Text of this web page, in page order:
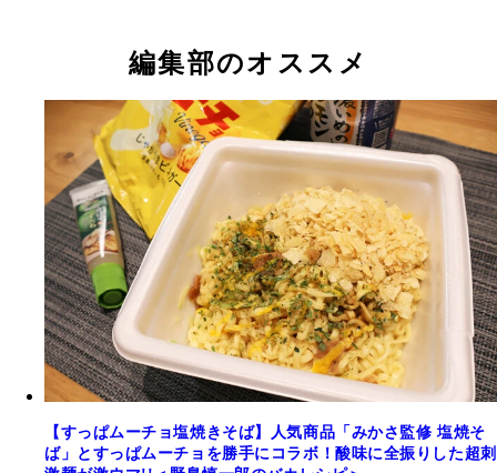
編集部のオススメ
【すっぱムーチョ塩焼きそば】人気商品「みかさ監修 塩焼そ
ば」とすっぱムーチョを勝手にコラボ！酸味に全振りした超刺